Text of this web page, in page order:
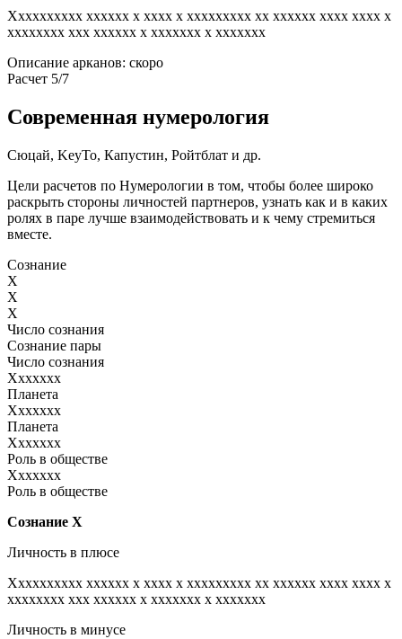
Xxxxxxxxxx xxxxxx x xxxx x xxxxxxxxx xx xxxxxx xxxx xxxx x
xxxxxxxx xxx xxxxxx x xxxxxxx x xxxxxxx
Описание арканов: скоро
Расчет 5/7
Современная нумерология
Сюцай, KeyTo, Капустин, Ройтблат и др.
Цели расчетов по Нумерологии в том, чтобы более широко
раскрыть стороны личностей партнеров, узнать как и в каких
ролях в паре лучше взаимодействовать и к чему стремиться
вместе.
Сознание
X
X
X
Число сознания
Сознание пары
Число сознания
Ххххххх
Планета
Ххххххх
Планета
Ххххххх
Роль в обществе
Ххххххх
Роль в обществе
Сознание Х
Личность в плюсе
Xxxxxxxxxx xxxxxx x xxxx x xxxxxxxxx xx xxxxxx xxxx xxxx x
xxxxxxxx xxx xxxxxx x xxxxxxx x xxxxxxx
Личность в минусе